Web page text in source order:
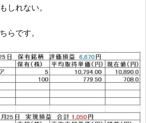
しれない。
らです。